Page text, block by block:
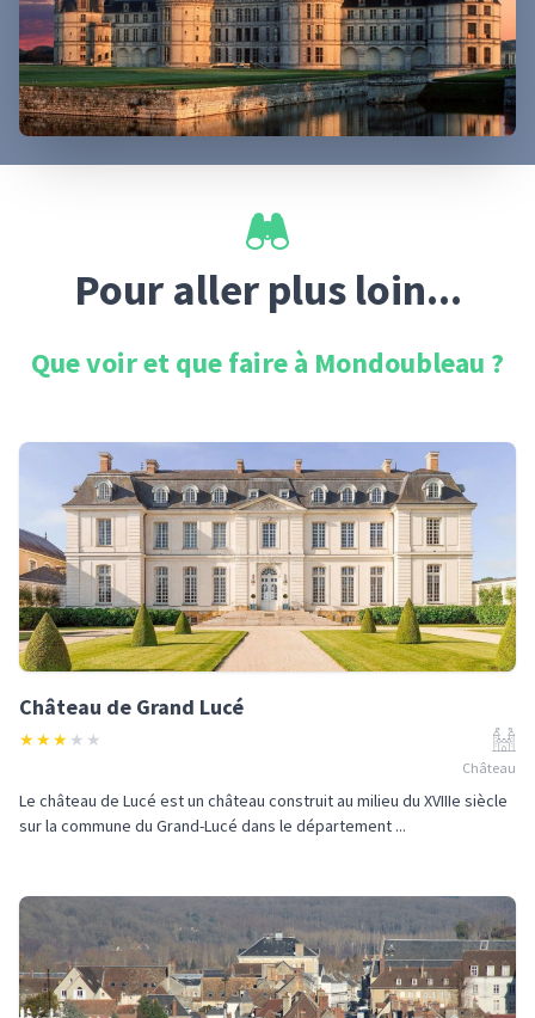
Pour aller plus loin...
Que voir et que faire à Mondoubleau ?
Château de Grand Lucé
★★★ ★ ★
Château
Le château de Lucé est un château construit au milieu du XVIIIe siècle
sur la commune du Grand-Lucé dans le département ...